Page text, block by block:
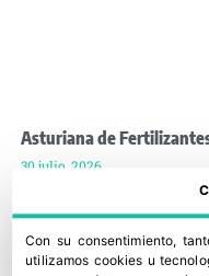
Asturiana de
30 julio, 2026
Con su consentimiento,
utilizamos cookies u